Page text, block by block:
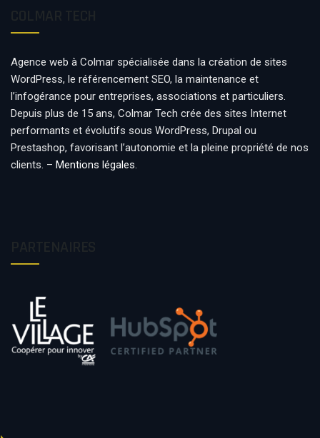
Agence web à Colmar spécialisée dans la création de sites
WordPress, le référencement SEO, la maintenance et
l’infogérance pour entreprises, associations et particuliers.
Depuis plus de 15 ans, Colmar Tech crée des sites Internet
performants et évolutifs sous WordPress, Drupal ou
Prestashop, favorisant l’autonomie et la pleine propriété de nos
clients. – Mentions légales.